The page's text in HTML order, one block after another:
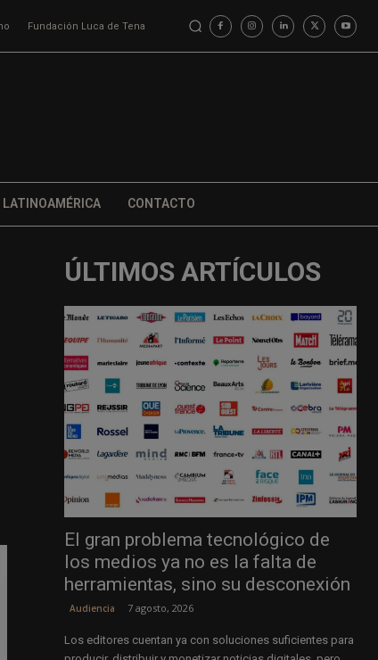
Fundación Luca de Tena
LATINOAMÉRICA CONTACTO
ÚLTIMOS ARTÍCULOS
El gran problema tecnológico de
los medios ya no es la falta de
herramientas, sino su desconexión
Audiencia 7 agosto, 2026
Los editores cuentan ya con soluciones suficientes para